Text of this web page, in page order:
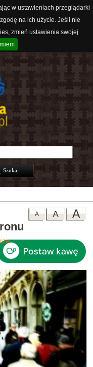
w ustawieniach przeglądarki
na ich użycie. Jeśli nie
zmień ustawienia swojej
A
A
A